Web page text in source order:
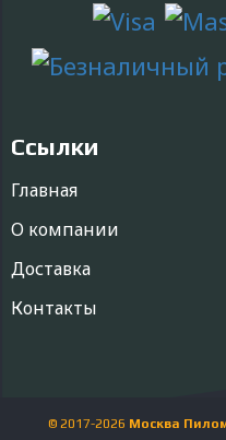
Ссылки
Главная
О компании
Доставка
Контакты
© 2017-2026 Москва